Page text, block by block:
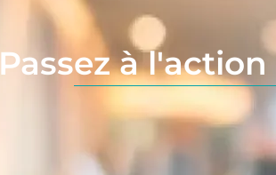
Passez à